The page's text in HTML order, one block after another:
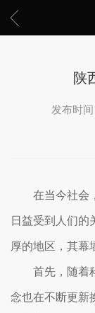
陕
发布时
在当今社会
日益受到人们的
厚的地区，其幕
首先，随着
念也在不断更新